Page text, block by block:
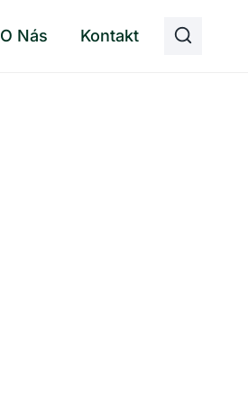
O Nás Kontakt